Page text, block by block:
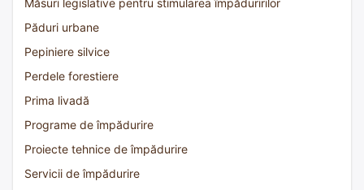
Măsuri legislative pentru stimularea împăduririlor
Păduri urbane
Pepiniere silvice
Perdele forestiere
Prima livadă
Programe de împădurire
Proiecte tehnice de împădurire
Servicii de împădurire